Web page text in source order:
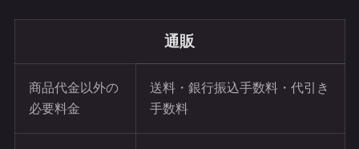
通販
商品代金以外の
必要料金
送料・銀行振込手数料・代引き
手数料